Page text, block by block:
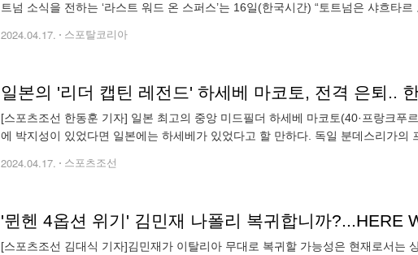
트넘 소식을 전하는 ‘라스트 워드 온 스퍼스’는 16일(한국시간) “토트넘은 샤흐타
2024.04.17. 스포탈코리아
[스포츠조선 한동훈 기자] 일본 최고의 중앙 미드필더 하세베 마코토(40·프랑크푸
에 박지성이 있었다면 일본에는 하세베가 있었다고 할 만하다. 독일 분데스리가의
2024.04.17. 스포츠조선
'뮌헨 4옵션 위기' 김민재 나폴리 복귀합니까?...HERE
[스포츠조선 김대식 기자]김민재가 이탈리아 무대로 복귀할 가능성은 현재로서는